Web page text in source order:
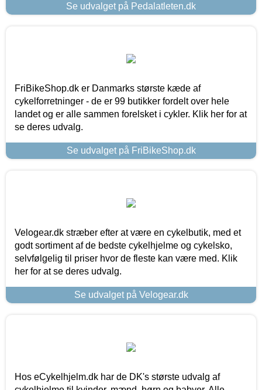
Se udvalget på Pedalatleten.dk
FriBikeShop.dk er Danmarks største kæde af
cykelforretninger - de er 99 butikker fordelt over hele
landet og er alle sammen forelsket i cykler. Klik her for at
se deres udvalg.
Se udvalget på FriBikeShop.dk
Velogear.dk stræber efter at være en cykelbutik, med et
godt sortiment af de bedste cykelhjelme og cykelsko,
selvfølgelig til priser hvor de fleste kan være med. Klik
her for at se deres udvalg.
Se udvalget på Velogear.dk
Hos eCykelhjelm.dk har de DK's største udvalg af